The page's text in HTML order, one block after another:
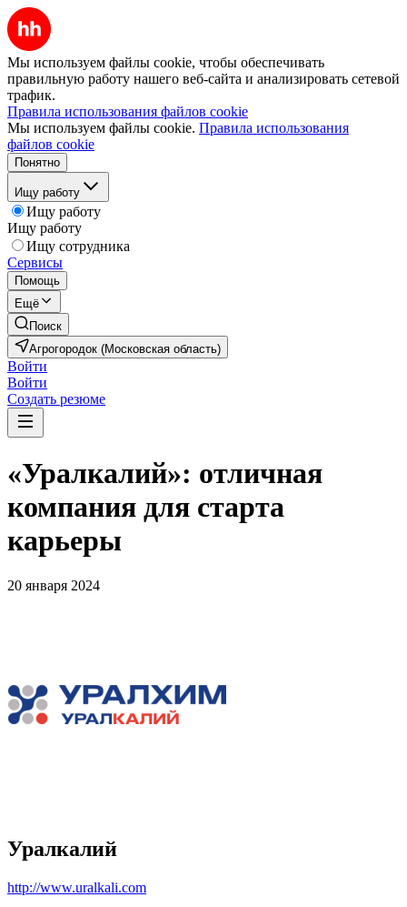
Мы используем файлы cookie, чтобы обеспечивать
правильную работу нашего веб-сайта и анализировать сетевой
трафик.
Правила использования файлов cookie
Мы используем файлы cookie. Правила использования
файлов cookie
Понятно
Ищу работу
Ищу работу
Ищу работу
Ищу сотрудника
Сервисы
Помощь
Ещё
Поиск
Агрогородок (Московская область)
Войти
Войти
Создать резюме
«Уралкалий»: отличная
компания для старта
карьеры
20 января 2024
Уралкалий
http://www.uralkali.com